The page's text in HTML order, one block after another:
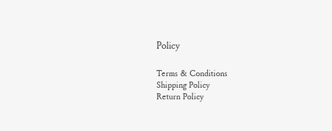
Terms & Conditions
Shipping Policy
Return Policy
Policy